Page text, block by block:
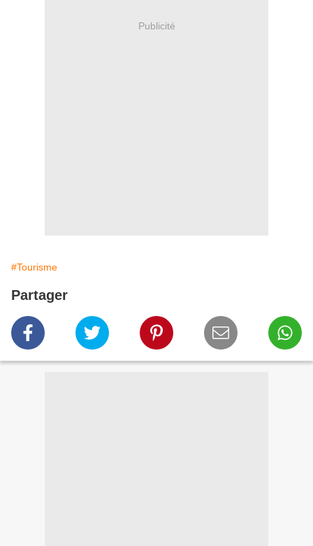
Publicité
#Tourisme
Partager